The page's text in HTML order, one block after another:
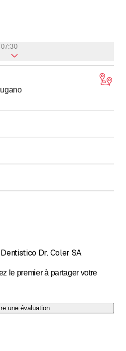
jusqu’à
00
9:00- jusqu’à
17:00
CHIAMARE PER INFO
Dr. Coler SA
le premier à partager votre
une évaluation